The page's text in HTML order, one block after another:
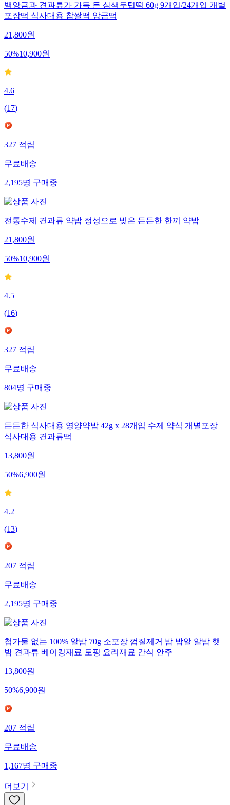
백앙금과 견과류가 가득 든 삼색두텁떡 60g 9개입/24개입 개별
포장떡 식사대용 찹쌀떡 앙금떡
21,800원
50%10,900원
4.6
(17)
327적립
무료배송
2,195명구매중
전통수제 견과류 약밥 정성으로 빚은 든든한 한끼 약밥
21,800원
50%10,900원
4.5
(16)
327적립
무료배송
804명구매중
든든한 식사대용 영양약밥 42g x 28개입 수제 약식 개별포장
식사대용 견과류떡
13,800원
50%6,900원
4.2
(13)
207적립
무료배송
2,195명구매중
첨가물 없는 100% 알밤 70g 소포장 껍질제거 밤 밤알 알밤 햇
밤 견과류 베이킹재료 토핑 요리재료 간식 안주
13,800원
50%6,900원
207적립
무료배송
1,167명구매중
더보기